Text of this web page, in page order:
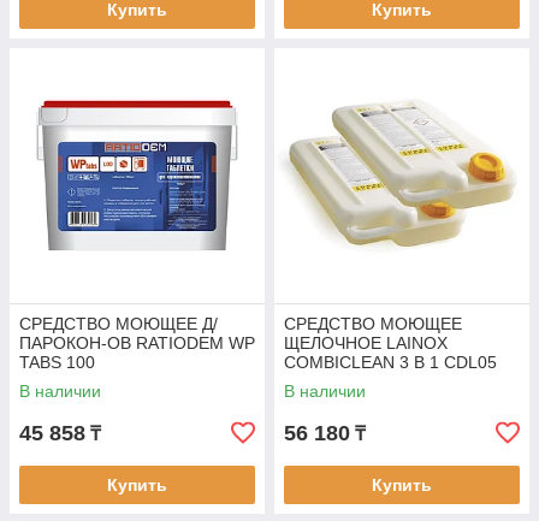
Купить Купить
СРЕДСТВО МОЮЩЕЕ Д/
ПАРОКОН-ОВ RATIODEM WP
TABS 100
В наличии
45 858 ₸
Купить
СРЕДСТВО МОЮЩЕЕ
ЩЕЛОЧНОЕ LAINOX
COMBICLEAN 3 В 1 CDL05
В наличии
56 180 ₸
Купить